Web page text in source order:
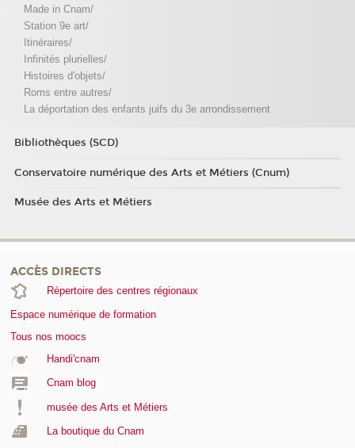
Made in Cnam/
Station 9e art/
Itinéraires/
Infinités plurielles/
Histoires d'objets/
Roms entre autres/
La déportation des enfants juifs du 3e arrondissement
Bibliothèques (SCD)
Conservatoire numérique des Arts et Métiers (Cnum)
Musée des Arts et Métiers
ACCÈS DIRECTS
Répertoire des centres régionaux
Espace numérique de formation
Tous nos moocs
Handi'cnam
Cnam blog
musée des Arts et Métiers
La boutique du Cnam